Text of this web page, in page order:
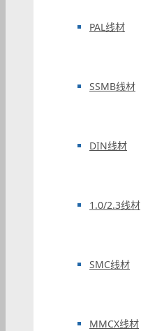
PAL线材
SSMB线材
DIN线材
1.0/2.3线材
SMC线材
MMCX线材